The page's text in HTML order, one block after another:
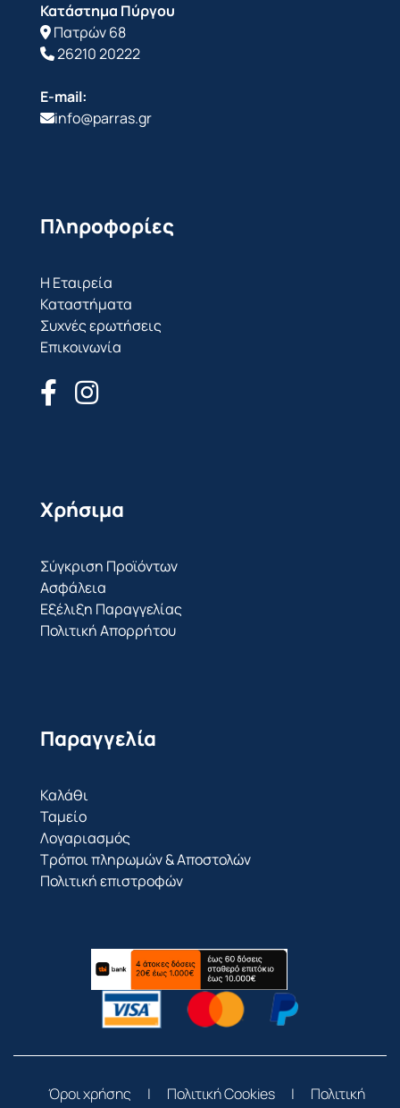
Κατάστημα Πύργου
Πατρών 68
26210 20222
E-mail:
info@parras.gr
Πληροφορίες
Η Εταιρεία
Καταστήματα
Συχνές ερωτήσεις
Επικοινωνία
Χρήσιμα
Σύγκριση Προϊόντων
Ασφάλεια
Εξέλιξη Παραγγελίας
Πολιτική Απορρήτου
Παραγγελία
Καλάθι
Ταμείο
Λογαριασμός
Τρόποι πληρωμών & Αποστολών
Πολιτική επιστροφών
Όροι χρήσης | Πολιτική Cookies |
Πολιτική